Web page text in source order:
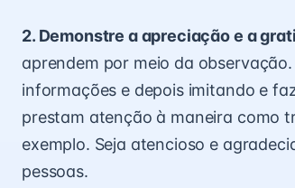
2. Demonstre a apreciação e a
aprendem por meio da
informações e depois imitando e
prestam atenção à maneira como
exemplo. Seja atencioso e
pessoas.